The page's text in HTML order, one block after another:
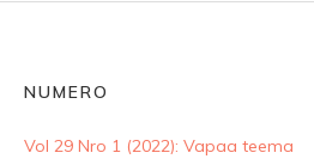
NUMERO
Vol 29 Nro 1 (2022): Vapaa teema